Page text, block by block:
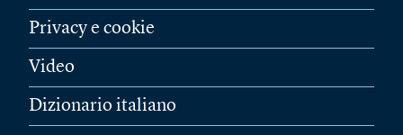
Privacy e cookie
Video
Dizionario italiano